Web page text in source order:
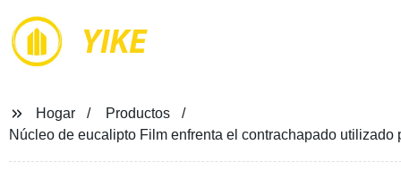
YIKE
Hogar
Productos
Núcleo de eucalipto Film enfrenta el contrachapado